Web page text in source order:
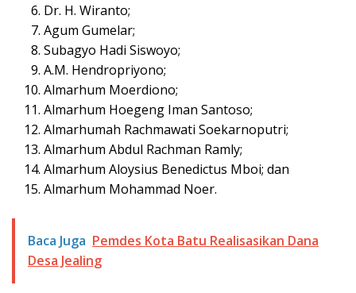
Dr. H. Wiranto;
Agum Gumelar;
Subagyo Hadi Siswoyo;
A.M. Hendropriyono;
Almarhum Moerdiono;
Almarhum Hoegeng Iman Santoso;
Almarhumah Rachmawati Soekarnoputri;
Almarhum Abdul Rachman Ramly;
Almarhum Aloysius Benedictus Mboi; dan
Almarhum Mohammad Noer.
Baca Juga Pemdes Kota Batu Realisasikan Dana
Desa Jealing